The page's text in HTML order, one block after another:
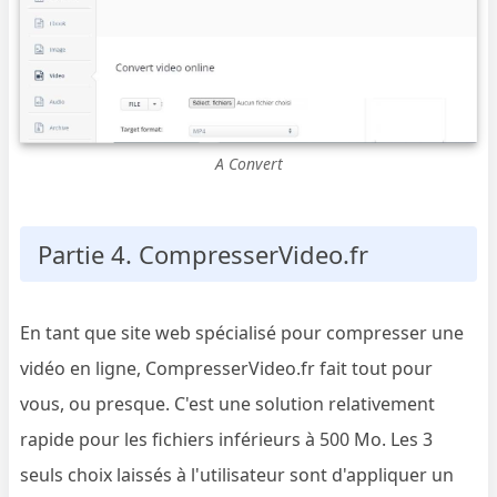
A Convert
Partie 4. CompresserVideo.fr
En tant que site web spécialisé pour compresser une
vidéo en ligne, CompresserVideo.fr fait tout pour
vous, ou presque. C'est une solution relativement
rapide pour les fichiers inférieurs à 500 Mo. Les 3
seuls choix laissés à l'utilisateur sont d'appliquer un